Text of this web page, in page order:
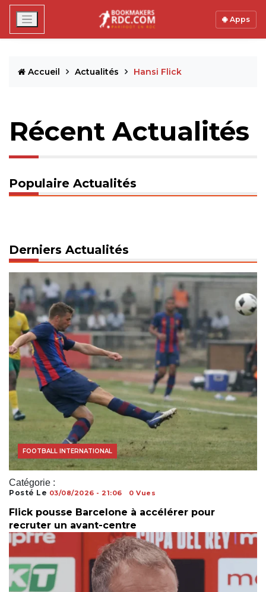
Apps
Accueil Actualités Hansi Flick
Récent Actualités
Populaire Actualités
Derniers Actualités
Catégorie :
ACTUALITÉS FOOTBALL
COUPE DU MONDE
FOOTBALL INTERNATIONAL
Posté Le 03/08/2026 - 21:06 0 Vues
Flick pousse Barcelone à accélérer pour
recruter un avant-centre